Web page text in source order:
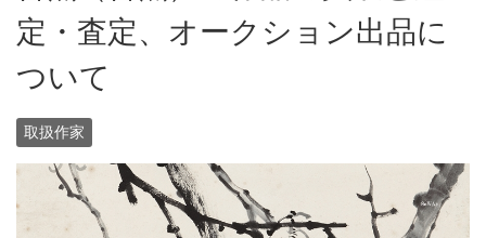
定・査定、オークション出品に
ついて
取扱作家